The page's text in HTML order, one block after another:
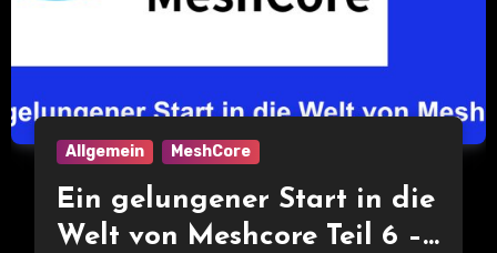
Allgemein MeshCore
Ein gelungener Start in die
Welt von Meshcore Teil 6 –